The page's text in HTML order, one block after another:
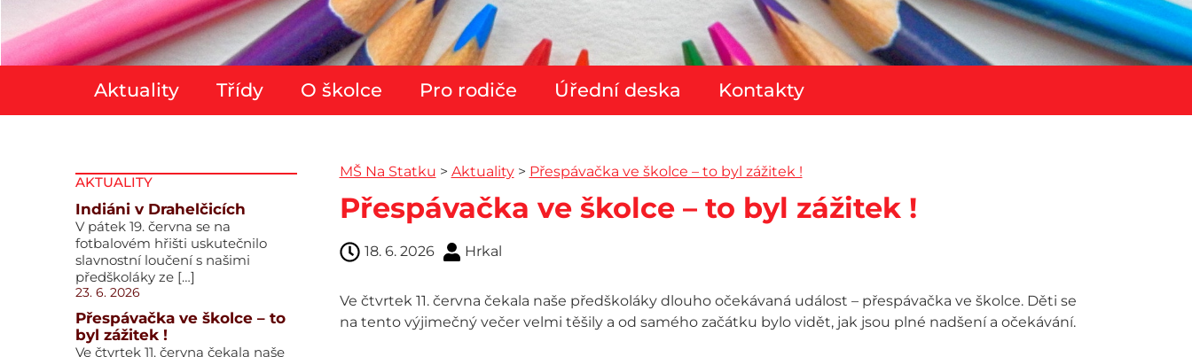
Aktuality Třídy O školce Pro rodiče Úřední deska Kontakty
AKTUALITY
Indiáni v Drahelčicích
V pátek 19. června se na
fotbalovém hřišti uskutečnilo
slavnostní loučení s našimi
předškoláky ze […]
23. 6. 2026
Přespávačka ve školce – to
byl zážitek !
Ve čtvrtek 11. června čekala naše
MŠ Na Statku > Aktuality> Přespávačka ve školce – to byl zážitek !
Přespávačka ve školce – to byl zážitek !
18. 6. 2026 Hrkal
Ve čtvrtek 11. června čekala naše předškoláky dlouho očekávaná událost – přespávačka ve školce. Děti se
na tento výjimečný večer velmi těšily a od samého začátku bylo vidět, jak jsou plné nadšení a očekávání.